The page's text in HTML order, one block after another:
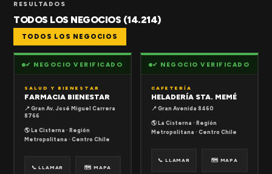
RESULTADOS
TODOS LOS NEGOCIOS (14.214)
TODOS LOS NEGOCIOS
✔ NEGOCIO VERIFICADO
SALUD Y BIENESTAR
FARMACIA BIENESTAR
📍 Gran Av. José Miguel Carrera
8766
🌎 La Cisterna · Región
Metropolitana · Centro Chile
📞 LLAMAR 🗺 MAPA
✔ NEGOCIO VERIFICADO
CAFETERÍA
HELADERÍA STA. MEMÉ
📍 Gran Avenida 8460
🌎 La Cisterna · Región
Metropolitana · Centro Chile
📞 LLAMAR 🗺 MAPA